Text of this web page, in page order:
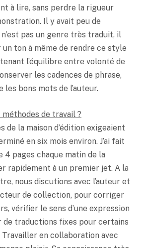
à lire, sans perdre la rigueur
Il y avait peu de
n’est pas un genre très traduit, il
ton à même de rendre ce style
l’équilibre entre volonté de
les cadences de phrase,
les bons mots de l’auteur.
de travail ?
de la maison d’édition exigeaient
en six mois environ. J’ai fait
4 pages chaque matin de la
rapidement à un premier jet. A la
nous discutions avec l’auteur et
de collection, pour corriger
vérifier le sens d’une expression
traductions fixes pour certains
en collaboration avec